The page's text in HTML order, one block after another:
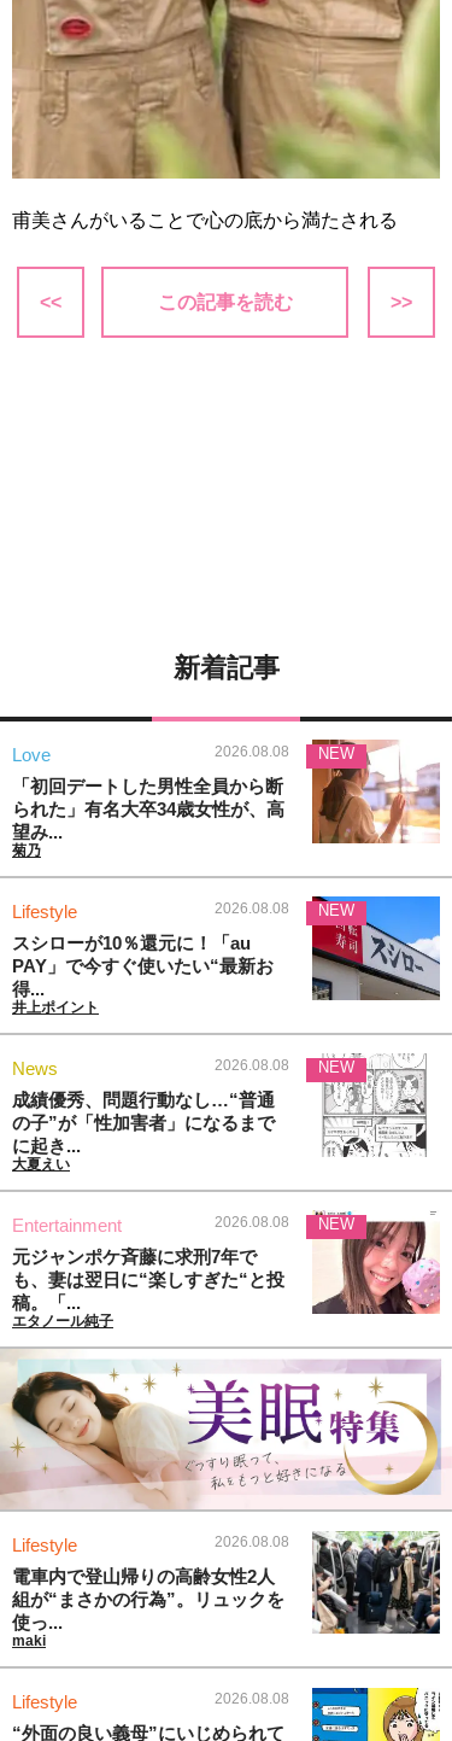
甫美さんがいることで心の底から満たされる
<< この記事を読む >>
新着記事
Love 2026.08.08
「初回デートした男性全員から断
られた」有名大卒34歳女性が、高
望み...
菊乃
NEW
Lifestyle 2026.08.08
スシローが10％還元に！「au
PAY」で今すぐ使いたい“最新お
得...
井上ポイント
NEW
News 2026.08.08
成績優秀、問題行動なし…“普通
の子”が「性加害者」になるまで
に起き...
大夏えい
NEW
Entertainment 2026.08.08
元ジャンポケ斉藤に求刑7年で
も、妻は翌日に“楽しすぎた“と投
稿。「...
エタノール純子
NEW
Lifestyle 2026.08.08
電車内で登山帰りの高齢女性2人
組が“まさかの行為”。リュックを
使っ...
maki
Lifestyle 2026.08.08
“外面の良い義母”にいじめられて